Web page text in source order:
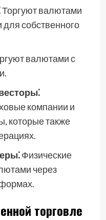
Торгуют валютами
для собственного
валютами с
компании и
которые также
Физические
через
торговле